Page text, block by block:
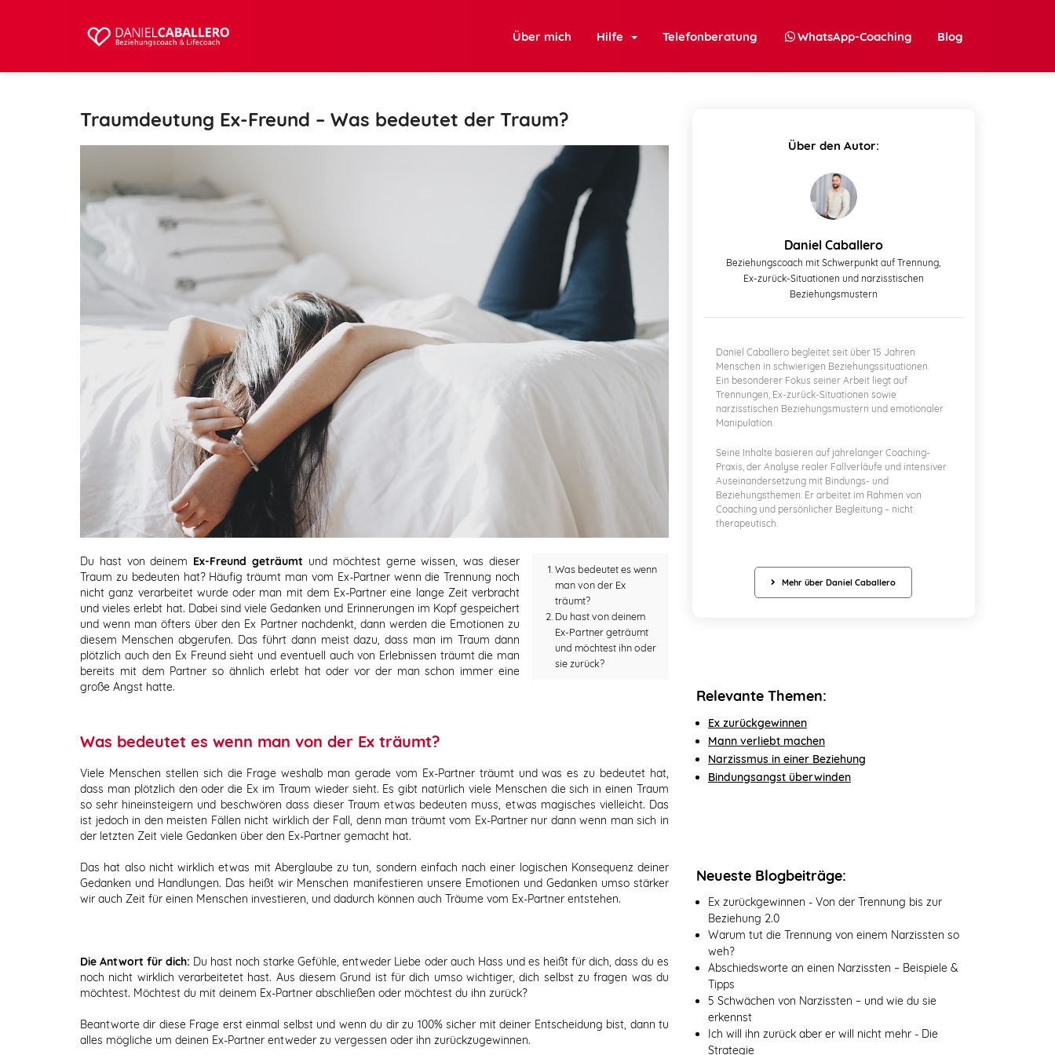
Über mich Hilfe Telefonberatung WhatsApp-Coaching Blog
Traumdeutung Ex-Freund – Was bedeutet der Traum?
Was bedeutet es wenn
man von der Ex
träumt?
Du hast von deinem
Ex-Partner geträumt
und möchtest ihn oder
sie zurück?
Du hast von deinem Ex-Freund geträumt und möchtest gerne wissen, was dieser
Traum zu bedeuten hat? Häufig träumt man vom Ex-Partner wenn die Trennung noch
nicht ganz verarbeitet wurde oder man mit dem Ex-Partner eine lange Zeit verbracht
und vieles erlebt hat. Dabei sind viele Gedanken und Erinnerungen im Kopf gespeichert
und wenn man öfters über den Ex Partner nachdenkt, dann werden die Emotionen zu
diesem Menschen abgerufen. Das führt dann meist dazu, dass man im Traum dann
plötzlich auch den Ex Freund sieht und eventuell auch von Erlebnissen träumt die man
bereits mit dem Partner so ähnlich erlebt hat oder vor der man schon immer eine
große Angst hatte.
Was bedeutet es wenn man von der Ex träumt?
Viele Menschen stellen sich die Frage weshalb man gerade vom Ex-Partner träumt und was es zu bedeutet hat,
dass man plötzlich den oder die Ex im Traum wieder sieht. Es gibt natürlich viele Menschen die sich in einen Traum
so sehr hineinsteigern und beschwören dass dieser Traum etwas bedeuten muss, etwas magisches vielleicht. Das
ist jedoch in den meisten Fällen nicht wirklich der Fall, denn man träumt vom Ex-Partner nur dann wenn man sich in
der letzten Zeit viele Gedanken über den Ex-Partner gemacht hat.
Das hat also nicht wirklich etwas mit Aberglaube zu tun, sondern einfach nach einer logischen Konsequenz deiner
Gedanken und Handlungen. Das heißt wir Menschen manifestieren unsere Emotionen und Gedanken umso stärker
wir auch Zeit für einen Menschen investieren, und dadurch können auch Träume vom Ex-Partner entstehen.
Die Antwort für dich: Du hast noch starke Gefühle, entweder Liebe oder auch Hass und es heißt für dich, dass du es
noch nicht wirklich verarbeitetet hast. Aus diesem Grund ist für dich umso wichtiger, dich selbst zu fragen was du
möchtest. Möchtest du mit deinem Ex-Partner abschließen oder möchtest du ihn zurück?
Beantworte dir diese Frage erst einmal selbst und wenn du dir zu 100% sicher mit deiner Entscheidung bist, dann tu
alles mögliche um deinen Ex-Partner entweder zu vergessen oder ihn zurückzugewinnen.
Über den Autor:
Daniel Caballero
Beziehungscoach mit Schwerpunkt auf Trennung,
Ex-zurück-Situationen und narzisstischen
Beziehungsmustern
Daniel Caballero begleitet seit über 15 Jahren
Menschen in schwierigen Beziehungssituationen.
Ein besonderer Fokus seiner Arbeit liegt auf
Trennungen, Ex-zurück-Situationen sowie
narzisstischen Beziehungsmustern und emotionaler
Manipulation.
Seine Inhalte basieren auf jahrelanger Coaching-
Praxis, der Analyse realer Fallverläufe und intensiver
Auseinandersetzung mit Bindungs- und
Beziehungsthemen. Er arbeitet im Rahmen von
Coaching und persönlicher Begleitung – nicht
therapeutisch.
Mehr über Daniel Caballero
Relevante Themen:
Ex zurückgewinnen
Mann verliebt machen
Narzissmus in einer Beziehung
Bindungsangst überwinden
Neueste Blogbeiträge:
Ex zurückgewinnen - Von der Trennung bis zur
Beziehung 2.0
Warum tut die Trennung von einem Narzissten so
weh?
Abschiedsworte an einen Narzissten – Beispiele &
Tipps
5 Schwächen von Narzissten – und wie du sie
erkennst
Ich will ihn zurück aber er will nicht mehr - Die
Strategie